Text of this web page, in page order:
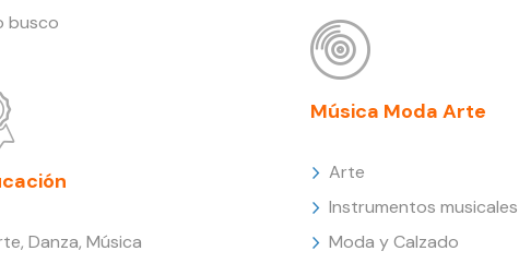
busco
Danza, Música
Música Moda Arte
Arte
Instrumentos musicales
Moda y Calzado